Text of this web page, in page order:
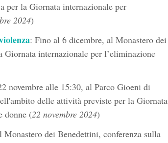
per la Giornata internazionale per
2024)
: Fino al 6 dicembre, al Monastero dei
internazionale per l’eliminazione
novembre alle 15:30, al Parco Gioeni di
delle attività previste per la Giornata
donne (22 novembre 2024)
dei Benedettini, conferenza sulla